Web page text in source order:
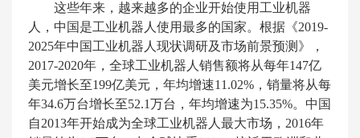
这些年来，越来越多的企业开始使用工业机器
人，中国是工业机器人使用最多的国家。根据《2019-
2025年中国工业机器人现状调研及市场前景预测》，
2017-2020年，全球工业机器人销售额将从每年147亿
美元增长至199亿美元，年均增速11.02%，销量将从每
年34.6万台增长至52.1万台，年均增速为15.35%。中国
自2013年开始成为全球工业机器人最大市场，2016年